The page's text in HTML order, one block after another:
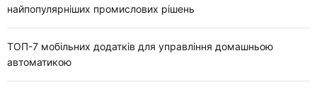
найпопулярніших промислових рішень
ТОП-7 мобільних додатків для управління домашньою
автоматикою